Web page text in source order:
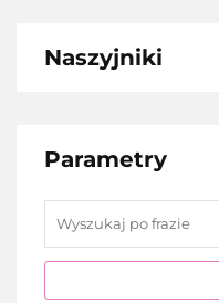
Naszyjniki
Parametry